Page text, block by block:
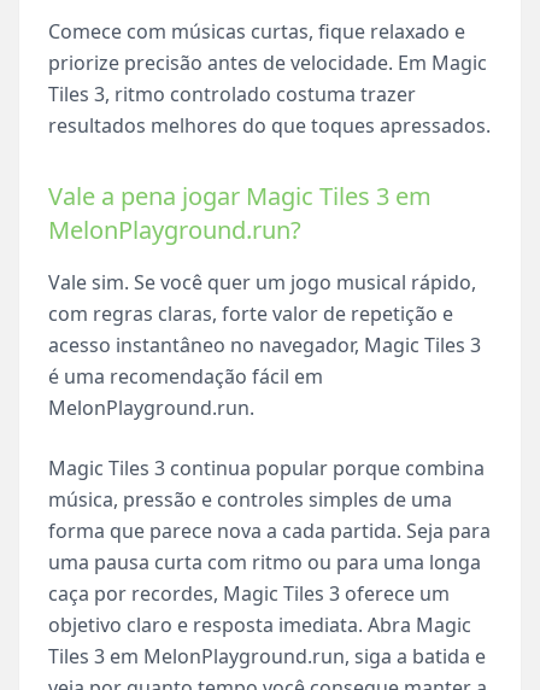
Comece com músicas curtas, fique relaxado e
priorize precisão antes de velocidade. Em Magic
Tiles 3, ritmo controlado costuma trazer
resultados melhores do que toques apressados.
Vale a pena jogar Magic Tiles 3 em
MelonPlayground.run?
Vale sim. Se você quer um jogo musical rápido,
com regras claras, forte valor de repetição e
acesso instantâneo no navegador, Magic Tiles 3
é uma recomendação fácil em
MelonPlayground.run.
Magic Tiles 3 continua popular porque combina
música, pressão e controles simples de uma
forma que parece nova a cada partida. Seja para
uma pausa curta com ritmo ou para uma longa
caça por recordes, Magic Tiles 3 oferece um
objetivo claro e resposta imediata. Abra Magic
Tiles 3 em MelonPlayground.run, siga a batida e